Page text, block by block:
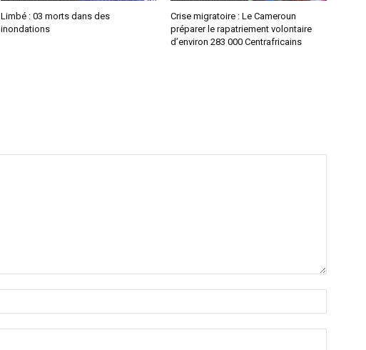
Limbé : 03 morts dans des
inondations
Crise migratoire : Le Cameroun
préparer le rapatriement volontaire
d’environ 283 000 Centrafricains
:*